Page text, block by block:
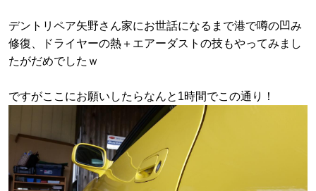
デントリペア矢野さん家にお世話になるまで港で噂の凹み
修復、ドライヤーの熱＋エアーダストの技もやってみまし
たがだめでしたｗ
ですがここにお願いしたらなんと1時間でこの通り！